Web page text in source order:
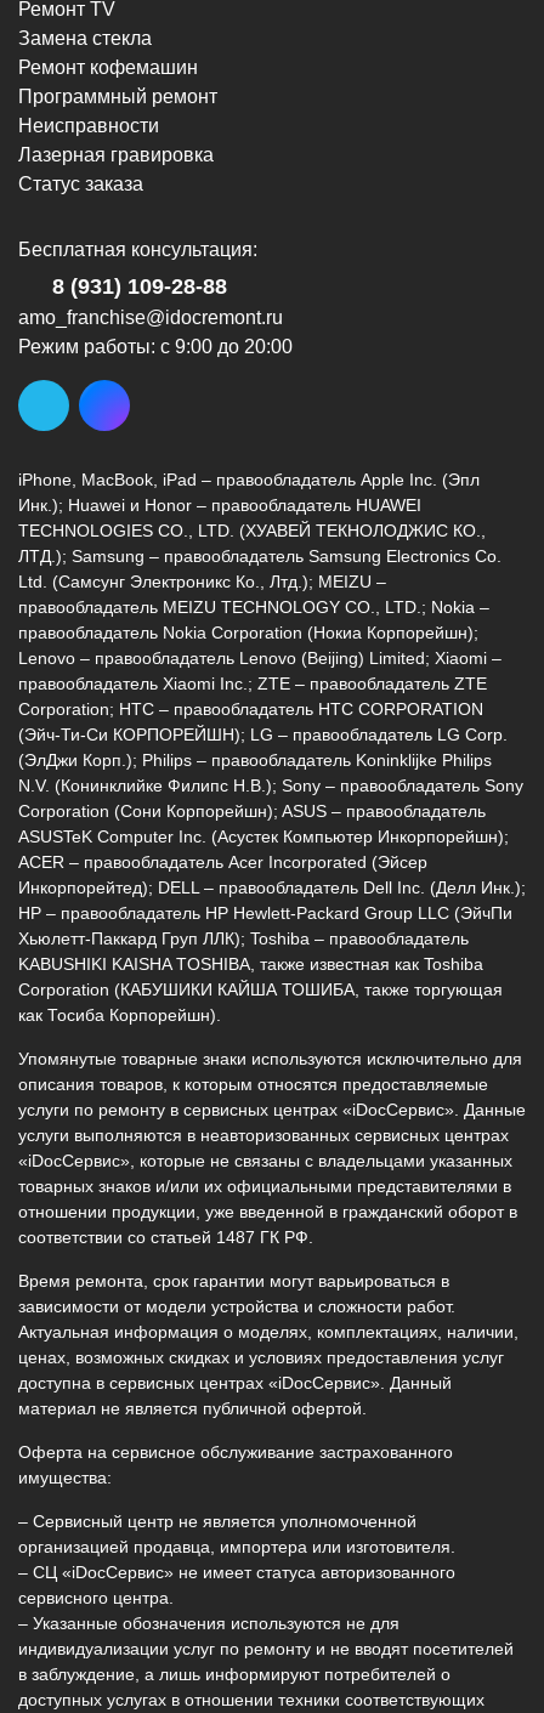
Ремонт TV
Замена стекла
Ремонт кофемашин
Программный ремонт
Неисправности
Лазерная гравировка
Статус заказа
Бесплатная консультация:
8 (931) 109-28-88
amo_franchise@idocremont.ru
Режим работы: с 9:00 до 20:00
iPhone, MacBook, iPad – правообладатель Apple Inc. (Эпл
Инк.); Huawei и Honor – правообладатель HUAWEI
TECHNOLOGIES CO., LTD. (ХУАВЕЙ ТЕКНОЛОДЖИС КО.,
ЛТД.); Samsung – правообладатель Samsung Electronics Co.
Ltd. (Самсунг Электроникс Ко., Лтд.); MEIZU –
правообладатель MEIZU TECHNOLOGY CO., LTD.; Nokia –
правообладатель Nokia Corporation (Нокиа Корпорейшн);
Lenovo – правообладатель Lenovo (Beijing) Limited; Xiaomi –
правообладатель Xiaomi Inc.; ZTE – правообладатель ZTE
Corporation; HTC – правообладатель HTC CORPORATION
(Эйч-Ти-Си КОРПОРЕЙШН); LG – правообладатель LG Corp.
(ЭлДжи Корп.); Philips – правообладатель Koninklijke Philips
N.V. (Конинклийке Филипс Н.В.); Sony – правообладатель Sony
Corporation (Сони Корпорейшн); ASUS – правообладатель
ASUSTeK Computer Inc. (Асустек Компьютер Инкорпорейшн);
ACER – правообладатель Acer Incorporated (Эйсер
Инкорпорейтед); DELL – правообладатель Dell Inc. (Делл Инк.);
HP – правообладатель HP Hewlett-Packard Group LLC (ЭйчПи
Хьюлетт-Паккард Груп ЛЛК); Toshiba – правообладатель
KABUSHIKI KAISHA TOSHIBA, также известная как Toshiba
Corporation (КАБУШИКИ КАЙША ТОШИБА, также торгующая
как Тосиба Корпорейшн).
Упомянутые товарные знаки используются исключительно для
описания товаров, к которым относятся предоставляемые
услуги по ремонту в сервисных центрах «iDocСервис». Данные
услуги выполняются в неавторизованных сервисных центрах
«iDocСервис», которые не связаны с владельцами указанных
товарных знаков и/или их официальными представителями в
отношении продукции, уже введенной в гражданский оборот в
соответствии со статьей 1487 ГК РФ.
Время ремонта, срок гарантии могут варьироваться в
зависимости от модели устройства и сложности работ.
Актуальная информация о моделях, комплектациях, наличии,
ценах, возможных скидках и условиях предоставления услуг
доступна в сервисных центрах «iDocСервис». Данный
материал не является публичной офертой.
Оферта на сервисное обслуживание застрахованного
имущества:
– Сервисный центр не является уполномоченной
организацией продавца, импортера или изготовителя.
– СЦ «iDocСервис» не имеет статуса авторизованного
сервисного центра.
– Указанные обозначения используются не для
индивидуализации услуг по ремонту и не вводят посетителей
в заблуждение, а лишь информируют потребителей о
доступных услугах в отношении техники соответствующих